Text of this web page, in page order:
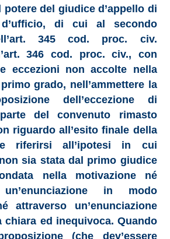
potere del giudice d’appello di
d’ufficio, di cui al secondo
345 cod. proc. civ.
346 cod. proc. civ., con
eccezioni non accolte nella
grado, nell’ammettere la
dell’eccezione di
del convenuto rimasto
riguardo all’esito finale della
riferirsi all’ipotesi in cui
non sia stata dal primo giudice
nella motivazione né
in modo
attraverso un’enunciazione
chiara ed inequivoca. Quando
(che dev’essere